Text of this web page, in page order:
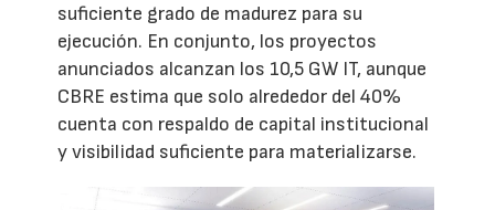
suficiente grado de madurez para su
ejecución. En conjunto, los proyectos
anunciados alcanzan los 10,5 GW IT, aunque
CBRE estima que solo alrededor del 40%
cuenta con respaldo de capital institucional
y visibilidad suficiente para materializarse.